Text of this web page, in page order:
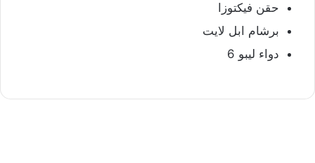
حقن فيكتوزا
برشام ابل لايت
دواء ليبو 6